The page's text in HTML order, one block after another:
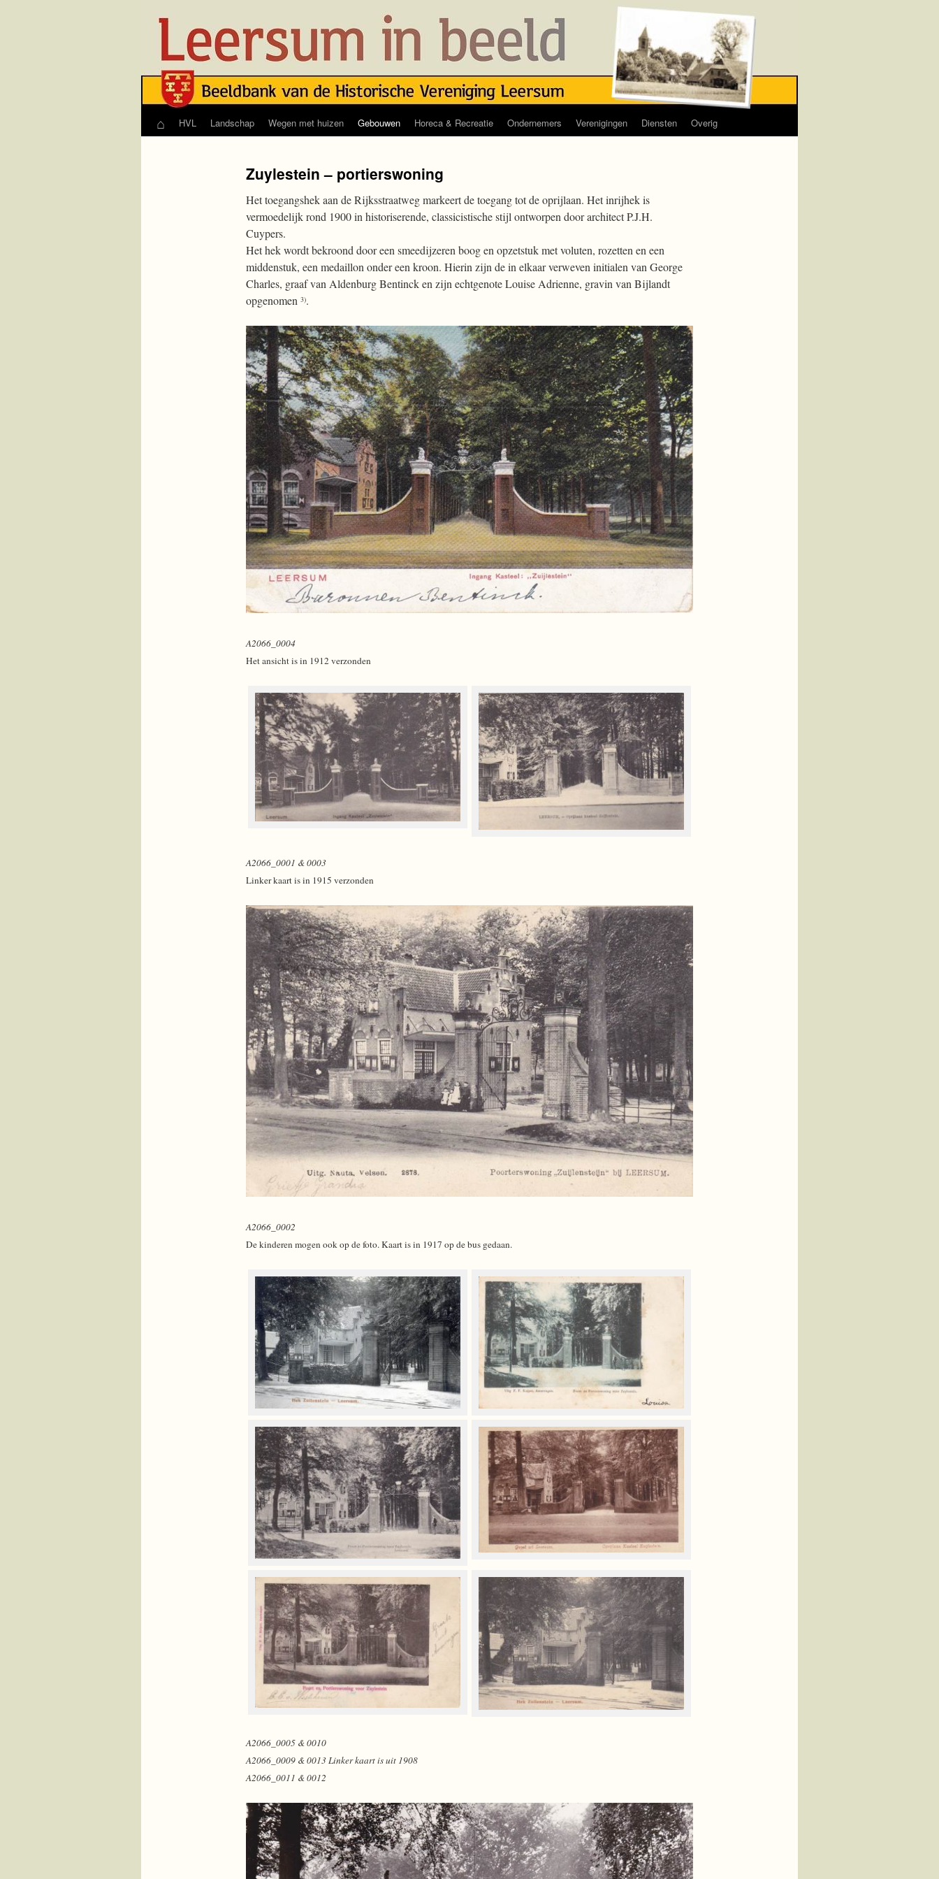
Skip
⌂ HVL Landschap Wegen met huizen Gebouwen Horeca & Recreatie Ondernemers Verenigingen Diensten Overig
Zuylestein – portierswoning
Het toegangshek aan de Rijksstraatweg markeert de toegang tot de oprijlaan. Het inrijhek is
vermoedelijk rond 1900 in historiserende, classicistische stijl ontworpen door architect P.J.H.
Cuypers.
Het hek wordt bekroond door een smeedijzeren boog en opzetstuk met voluten, rozetten en een
middenstuk, een medaillon onder een kroon. Hierin zijn de in elkaar verweven initialen van George
Charles, graaf van Aldenburg Bentinck en zijn echtgenote Louise Adrienne, gravin van Bijlandt
opgenomen 3).
A2066_0004
Het ansicht is in 1912 verzonden
A2066_0001 & 0003
Linker kaart is in 1915 verzonden
A2066_0002
De kinderen mogen ook op de foto. Kaart is in 1917 op de bus gedaan.
A2066_0005 & 0010
A2066_0009 & 0013 Linker kaart is uit 1908
A2066_0011 & 0012